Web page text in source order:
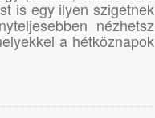
is egy ilyen szigetnek
nézhetsz
a hétköznapok